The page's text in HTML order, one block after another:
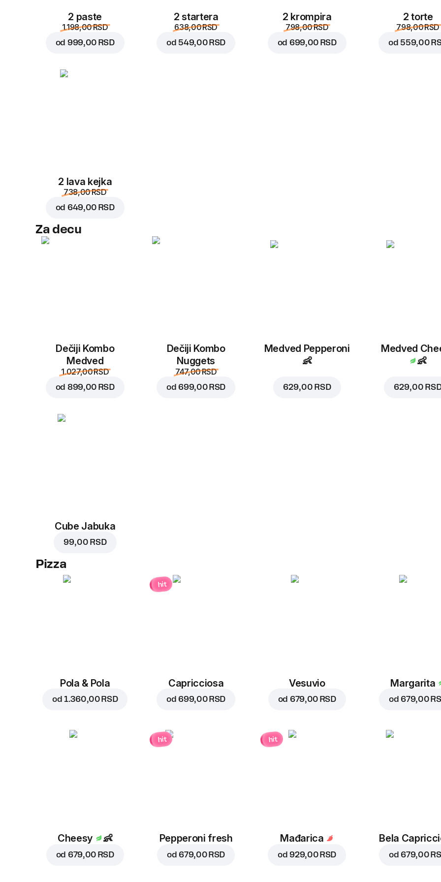
2 paste
1.198,00 RSD
od 999,00 RSD
2 startera
638,00 RSD
od 549,00 RSD
2 krompira
798,00 RSD
od 699,00 RSD
2 torte
798,00 RSD
od 559,00
2 lava kejka
738,00 RSD
od 649,00 RSD
Za decu
Dečiji Kombo
Medved
1.027,00 RSD
od 899,00 RSD
Dečiji Kombo
Nuggets
747,00 RSD
od 699,00 RSD
Medved Pepperoni
👶
629,00 RSD
Medved
👶
629,00
Cube Jabuka
99,00 RSD
Pizza
Pola & Pola
od1.360,00 RSD
hit
Capricciosa
od 699,00 RSD
Vesuvio
od 679,00 RSD
Margarita
od 679,00
Cheesy 👶
od 679,00 RSD
hit
Pepperoni fresh
od 679,00 RSD
hit
Mađarica
od 929,00 RSD
Bela
od 679,00